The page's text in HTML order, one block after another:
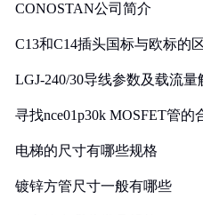
CONOSTAN公司简介
C13和C14插头国标与欧标的
LGJ-240/30导线参数及载流量
寻找nce01p30k MOSFET管的
电梯的尺寸有哪些规格
镀锌方管尺寸一般有哪些